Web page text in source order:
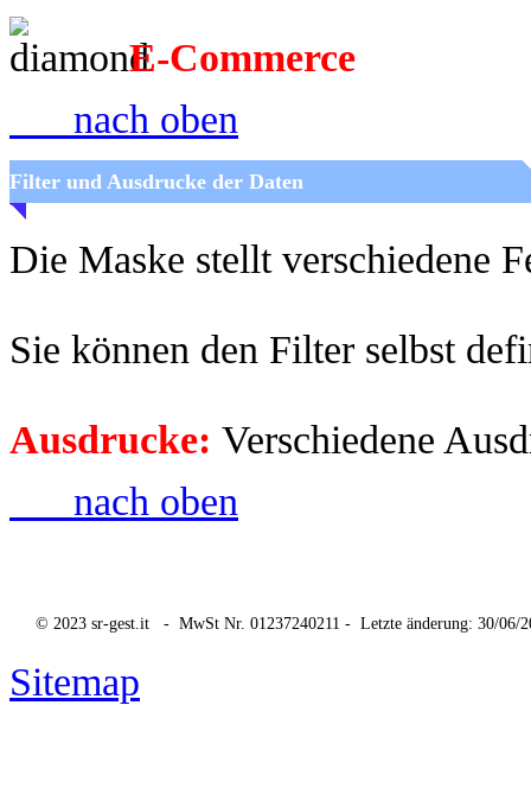
E-Commerce
nach oben
Filter und Ausdrucke der Daten
Die Maske stellt verschiedene
Sie können den Filter selbst
Ausdrucke: Verschiedene
nach oben
© 2023 sr-gest.it - MwSt Nr. 01237240211 - Letzte änderung: 30/06/
Sitemap